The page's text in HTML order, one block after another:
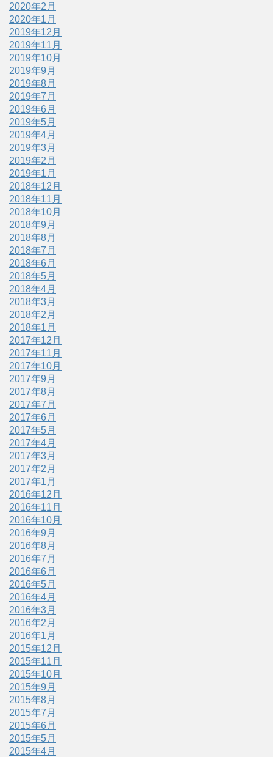
2020年2月
2020年1月
2019年12月
2019年11月
2019年10月
2019年9月
2019年8月
2019年7月
2019年6月
2019年5月
2019年4月
2019年3月
2019年2月
2019年1月
2018年12月
2018年11月
2018年10月
2018年9月
2018年8月
2018年7月
2018年6月
2018年5月
2018年4月
2018年3月
2018年2月
2018年1月
2017年12月
2017年11月
2017年10月
2017年9月
2017年8月
2017年7月
2017年6月
2017年5月
2017年4月
2017年3月
2017年2月
2017年1月
2016年12月
2016年11月
2016年10月
2016年9月
2016年8月
2016年7月
2016年6月
2016年5月
2016年4月
2016年3月
2016年2月
2016年1月
2015年12月
2015年11月
2015年10月
2015年9月
2015年8月
2015年7月
2015年6月
2015年5月
2015年4月